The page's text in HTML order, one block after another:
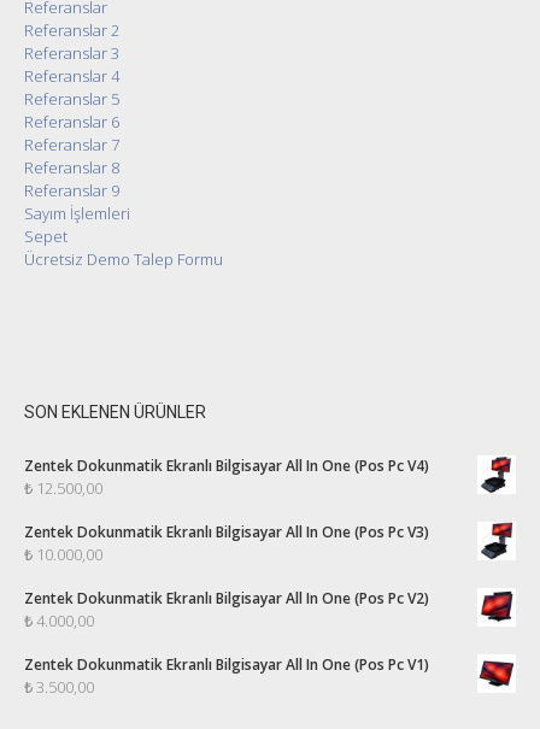
Referanslar
Referanslar 2
Referanslar 3
Referanslar 4
Referanslar 5
Referanslar 6
Referanslar 7
Referanslar 8
Referanslar 9
Sayım İşlemleri
Sepet
Ücretsiz Demo Talep Formu
SON EKLENEN ÜRÜNLER
Zentek Dokunmatik Ekranlı Bilgisayar All In One (Pos Pc V4)
₺ 12.500,00
Zentek Dokunmatik Ekranlı Bilgisayar All In One (Pos Pc V3)
₺ 10.000,00
Zentek Dokunmatik Ekranlı Bilgisayar All In One (Pos Pc V2)
₺4.000,00
Zentek Dokunmatik Ekranlı Bilgisayar All In One (Pos Pc V1)
₺3.500,00